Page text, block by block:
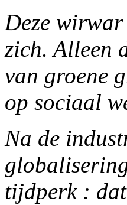
Deze
zich. Alleen
van groene
op sociaal
Na de
tijdperk :